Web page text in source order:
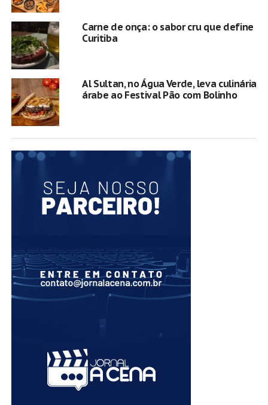
Carne de onça: o sabor cru que define
Curitiba
Al Sultan, no Água Verde, leva culinária
árabe ao Festival Pão com Bolinho